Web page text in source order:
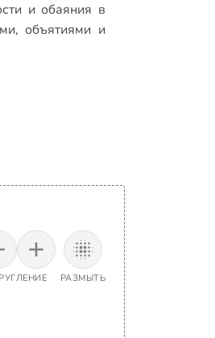
и обаяния в
объятиями и
РАЗМЫТЬ